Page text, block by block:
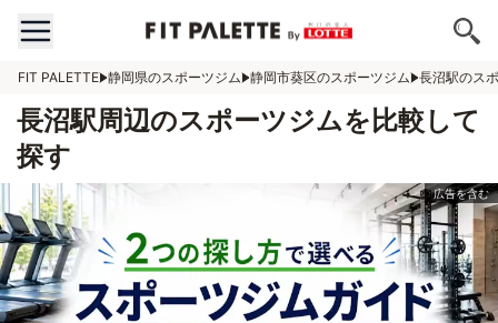
FIT PALETTE 静岡県のスポーツジム 静岡市葵区のスポーツジム 長沼駅のス
長沼駅周辺のスポーツジムを比較して
探す